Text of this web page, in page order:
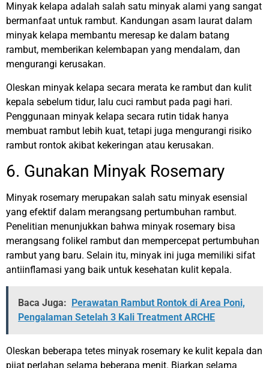
Minyak kelapa adalah salah satu minyak alami yang sangat
bermanfaat untuk rambut. Kandungan asam laurat dalam
minyak kelapa membantu meresap ke dalam batang
rambut, memberikan kelembapan yang mendalam, dan
mengurangi kerusakan.
Oleskan minyak kelapa secara merata ke rambut dan kulit
kepala sebelum tidur, lalu cuci rambut pada pagi hari.
Penggunaan minyak kelapa secara rutin tidak hanya
membuat rambut lebih kuat, tetapi juga mengurangi risiko
rambut rontok akibat kekeringan atau kerusakan.
6. Gunakan Minyak Rosemary
Minyak rosemary merupakan salah satu minyak esensial
yang efektif dalam merangsang pertumbuhan rambut.
Penelitian menunjukkan bahwa minyak rosemary bisa
merangsang folikel rambut dan mempercepat pertumbuhan
rambut yang baru. Selain itu, minyak ini juga memiliki sifat
antiinflamasi yang baik untuk kesehatan kulit kepala.
Baca Juga: Perawatan Rambut Rontok di Area Poni,
Pengalaman Setelah 3 Kali Treatment ARCHE
Oleskan beberapa tetes minyak rosemary ke kulit kepala dan
pijat perlahan selama beberapa menit. Biarkan selama